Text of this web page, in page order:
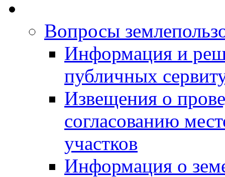
Вопросы
Информация и
публичных
Извещения о
согласованию
участков
Информация о